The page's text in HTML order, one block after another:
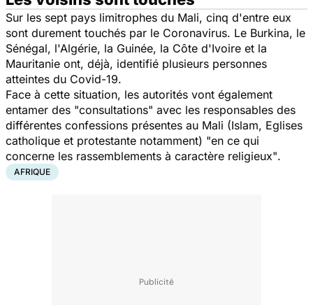
Sur les sept pays limitrophes du Mali, cinq d'entre eux
sont durement touchés par le Coronavirus. Le Burkina, le
Sénégal, l'Algérie, la Guinée, la Côte d'Ivoire et la
Mauritanie ont, déjà, identifié plusieurs personnes
atteintes du Covid-19.
Face à cette situation, les autorités vont également
entamer des "consultations" avec les responsables des
différentes confessions présentes au Mali (Islam, Eglises
catholique et protestante notamment) "en ce qui
concerne les rassemblements à caractère religieux".
AFRIQUE